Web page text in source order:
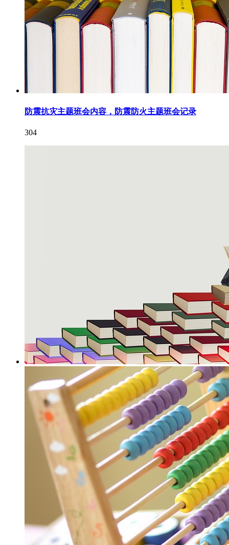
防震抗灾主题班会内容，防震防火主题班会记录
304